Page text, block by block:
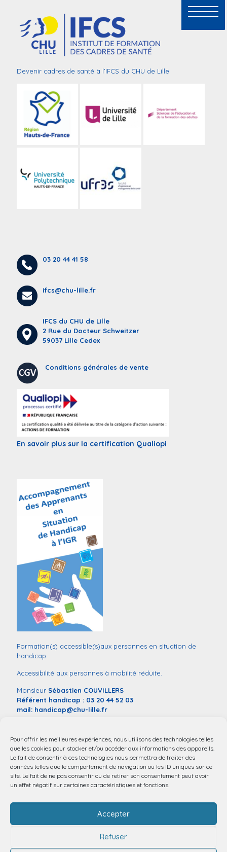
Pour offrir les meilleures expériences, nous utilisons des technologies telles
que les cookies pour stocker et/ou accéder aux informations des appareils.
Le fait de consentir à ces technologies nous permettra de traiter des
données telles que le comportement de navigation ou les ID uniques sur ce
site. Le fait de ne pas consentir ou de retirer son consentement peut avoir
un effet négatif sur certaines caractéristiques et fonctions.
Accepter
Refuser
Devenir cadres de santé à l’IFCS du CHU de Lille
03 20 44 41 58
ifcs@chu-lille.fr
IFCS du CHU de Lille
2 Rue du Docteur Schweitzer
59037 Lille Cedex
Conditions générales de vente
En savoir plus sur la certification Qualiopi
Formation(s) accessible(s)aux personnes en situation de
handicap.
Accessibilité aux personnes à mobilité réduite.
Monsieur Sébastien COUVILLERS
Référent handicap : 03 20 44 52 03
mail: handicap@chu-lille.fr
contexte de votre entrée en formation,
remplissez ce
formulaire .